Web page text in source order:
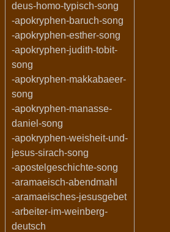
deus-homo-typisch-song
-apokryphen-baruch-song
-apokryphen-esther-song
-apokryphen-judith-tobit-
song
-apokryphen-makkabaeer-
song
-apokryphen-manasse-
daniel-song
-apokryphen-weisheit-und-
jesus-sirach-song
-apostelgeschichte-song
-aramaeisch-abendmahl
-aramaeisches-jesusgebet
-arbeiter-im-weinberg-
deutsch